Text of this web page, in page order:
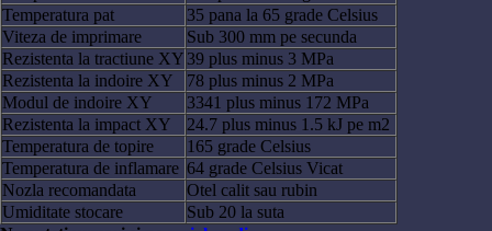
Temperatura pat
35 pana la 65 grade Celsius
Viteza de imprimare
Sub 300 mm pe secunda
Rezistenta la tractiune XY 39 plus minus 3 MPa
Rezistenta la indoire XY
78 plus minus 2 MPa
Modul de indoire XY
3341 plus minus 172 MPa
Rezistenta la impact XY
24.7 plus minus 1.5 kJ pe m2
Temperatura de topire
165 grade Celsius
Temperatura de inflamare 64 grade Celsius Vicat
Nozla recomandata
Otel calit sau rubin
Umiditate stocare
Sub 20 la suta